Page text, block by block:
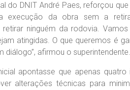
do DNIT André Paes, reforçou
execução da obra sem a
ninguém da rodovia.
atingidas. O que queremos é
afirmou o superintendente.
apontasse que apenas
alterações técnicas para